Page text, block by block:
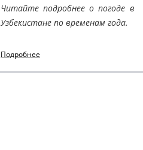
Читайте подробнее о погоде в
Узбекистане по временам года.
Подробнее